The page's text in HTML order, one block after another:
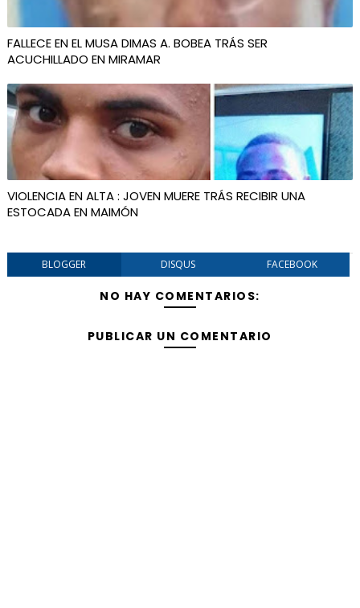
FALLECE EN EL MUSA DIMAS A. BOBEA TRÁS SER
ACUCHILLADO EN MIRAMAR
VIOLENCIA EN ALTA : JOVEN MUERE TRÁS RECIBIR UNA
ESTOCADA EN MAIMÓN
BLOGGER DISQUS FACEBOOK
NO HAY COMENTARIOS:
PUBLICAR UN COMENTARIO